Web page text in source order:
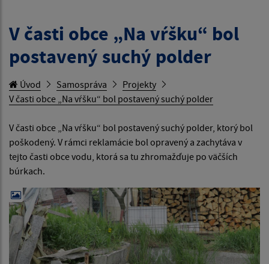
V časti obce „Na vŕšku“ bol
postavený suchý polder
Úvod Samospráva
Projekty
V časti obce „Na vŕšku“ bol postavený suchý polder
V časti obce „Na vŕšku“ bol postavený suchý polder, ktorý bol
poškodený. V rámci reklamácie bol opravený a zachytáva v
tejto časti obce vodu, ktorá sa tu zhromažďuje po väčších
búrkach.